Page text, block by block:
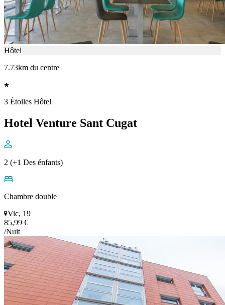
Hôtel
7.73km du centre
3 Étoiles Hôtel
Hotel Venture Sant Cugat
2 (+1 Des énfants)
Chambre double
Vic, 19
85,99 €
/Nuit